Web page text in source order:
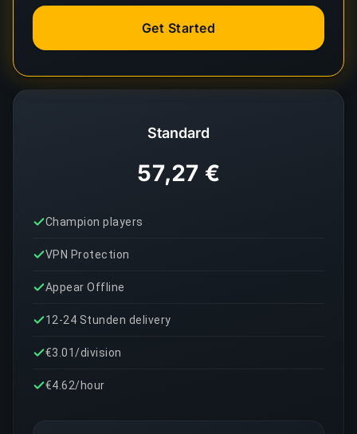
Standard
57,27 €
Champion players
VPN Protection
Appear Offline
12-24 Stunden delivery
€3.01/division
€4.62/hour
Get Started